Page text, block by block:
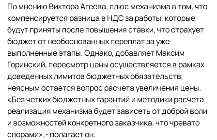
По мнению Виктора Агеева, плюс механизма в том, что
компенсируется разница в НДС за работы, которые
будут приняты после повышения ставки, что страхует
бюджет от необоснованных переплат за уже
выполненные этапы. Однако, добавляет Максим
Горинский, пересмотр цены осуществляется в рамках
доведенных лимитов бюджетных обязательств,
неясным остается вопрос расчета увеличения цены.
«Без четких бюджетных гарантий и методики расчета
реализация механизма будет зависеть от доброй воли
и возможностей конкретного заказчика, что чревато
спорами»,- полагает он.